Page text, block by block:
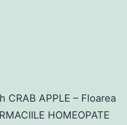
CRAB APPLE – Floarea
HOMEOPATE